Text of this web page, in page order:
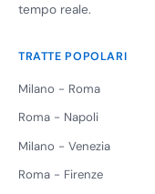
tempo reale.
TRATTE POPOLARI
Milano - Roma
Roma - Napoli
Milano - Venezia
Roma - Firenze